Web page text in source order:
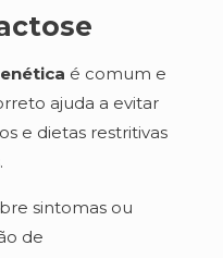
é comum e
ajuda a evitar
e dietas restritivas
sintomas ou
de